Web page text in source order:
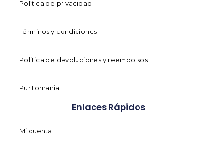
Política de privacidad
Términos y condiciones
Política de devoluciones y reembolsos
Puntomania
Enlaces Rápidos
Mi cuenta